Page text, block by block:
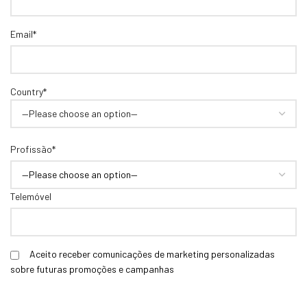
Email*
Country*
Profissão*
Telemóvel
Aceito receber comunicações de marketing personalizadas
sobre futuras promoções e campanhas